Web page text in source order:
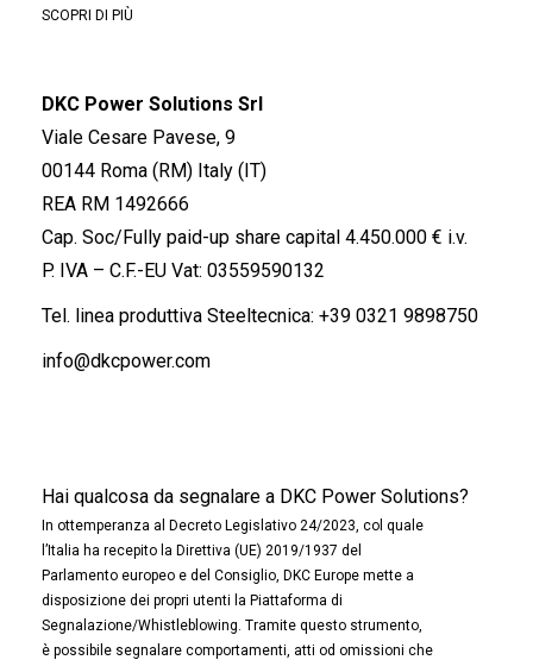
SCOPRI DI PIÙ
DKC Power Solutions Srl
Viale Cesare Pavese, 9
00144 Roma (RM) Italy (IT)
REA RM 1492666
Cap. Soc/Fully paid-up share capital 4.450.000 € i.v.
P. IVA – C.F.-EU Vat: 03559590132
Tel. linea produttiva Steeltecnica: +39 0321 9898750
info@dkcpower.com
Hai qualcosa da segnalare a DKC Power Solutions?
In ottemperanza al Decreto Legislativo 24/2023, col quale
l’Italia ha recepito la Direttiva (UE) 2019/1937 del
Parlamento europeo e del Consiglio, DKC Europe mette a
disposizione dei propri utenti la Piattaforma di
Segnalazione/Whistleblowing. Tramite questo strumento,
è possibile segnalare comportamenti, atti od omissioni che